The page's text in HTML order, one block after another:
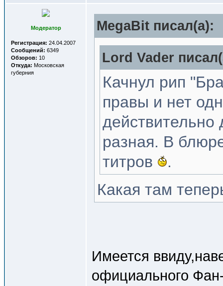
Модератор
Регистрация: 24.04.2007
Сообщений: 6349
Обзоров: 10
Откуда: Московская
губерния
MegaBit писал(a):
Lord Vader
Качнул рип
правы и нет
действительно
разная. В
титров
.
Какая там
Имеется
официального